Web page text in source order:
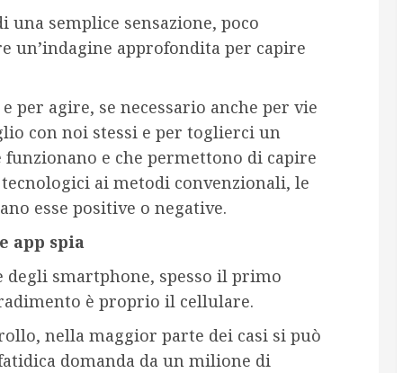
semplice sensazione, poco
approfondita per capire
per agire, se necessario anche per vie
con noi stessi e per toglierci un
funzionano e che permettono di capire
ai metodi convenzionali, le
esse positive o negative.
app spia
degli smartphone, spesso il primo
è proprio il cellulare.
nella maggior parte dei casi si può
domanda da un milione di